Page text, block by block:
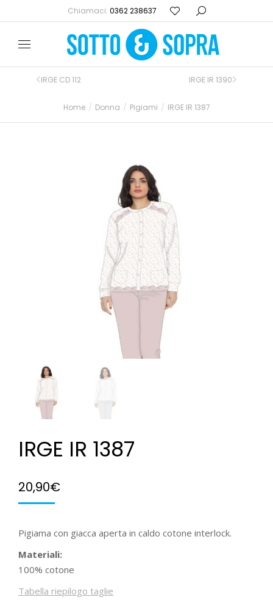
Chiamaci: 0362 238637
Home Donna Pigiami IRGE IR 1387
IRGE CD 112 IRGE IR 1390
IRGE IR 1387
20,90€
Pigiama con giacca aperta in caldo cotone interlock.
Materiali:
100% cotone
Tabella riepilogo taglie